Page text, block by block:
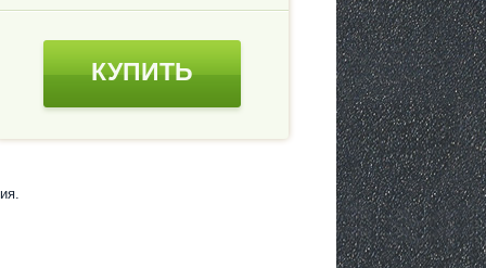
КУПИТЬ